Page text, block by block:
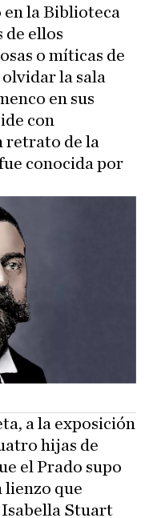
la Biblioteca
de ellos
o míticas de
la sala
en sus
con
retrato de la
conocida por
a la exposición
hijas de
el Prado supo
lienzo que
Stuart